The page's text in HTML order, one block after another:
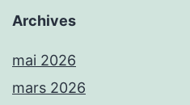
Archives
mai 2026
mars 2026